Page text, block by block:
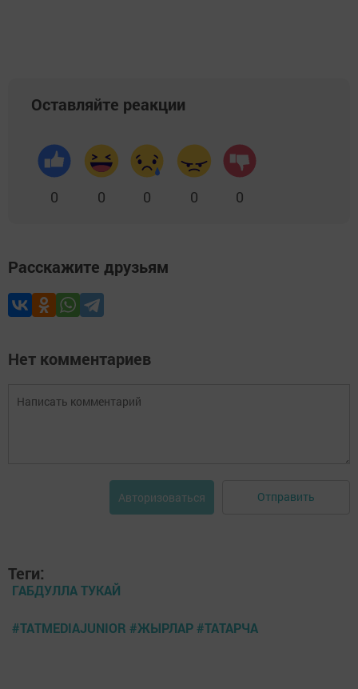
Оставляйте реакции
0 0 0 0 0
Расскажите друзьям
Нет комментариев
Авторизоваться Отправить
Теги:
ГАБДУЛЛА ТУКАЙ
#TATMEDIAJUNIOR #ЖЫРЛАР #ТАТАРЧА